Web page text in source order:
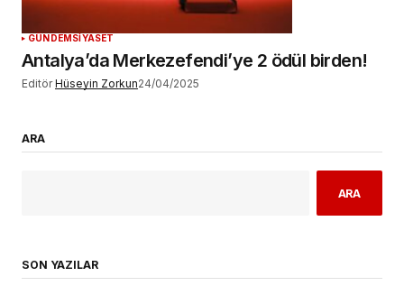
GÜNDEMSİYASET
Antalya’da Merkezefendi’ye 2 ödül birden!
Editör Hüseyin Zorkun24/04/2025
ARA
ARA
SON YAZILAR